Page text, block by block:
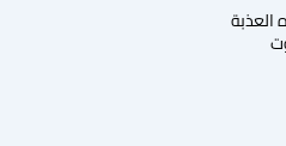
العذبة